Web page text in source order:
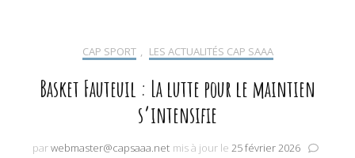
CAP SPORT , LES ACTUALITÉS CAP SAAA
Basket Fauteuil : La lutte pour le maintien
s’intensifie
parwebmaster@capsaaa.net mis à jour le 25 février 2026